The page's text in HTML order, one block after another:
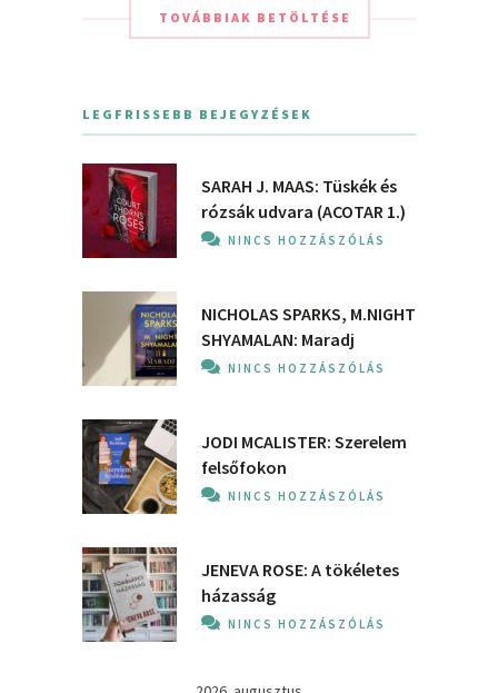
TOVÁBBIAK BETÖLTÉSE
LEGFRISSEBB BEJEGYZÉSEK
SARAH J. MAAS: Tüskék és
rózsák udvara (ACOTAR 1.)
NINCS HOZZÁSZÓLÁS
NICHOLAS SPARKS, M.NIGHT
SHYAMALAN: Maradj
NINCS HOZZÁSZÓLÁS
JODI MCALISTER: Szerelem
felsőfokon
NINCS HOZZÁSZÓLÁS
JENEVA ROSE: A ​tökéletes
házasság
NINCS HOZZÁSZÓLÁS